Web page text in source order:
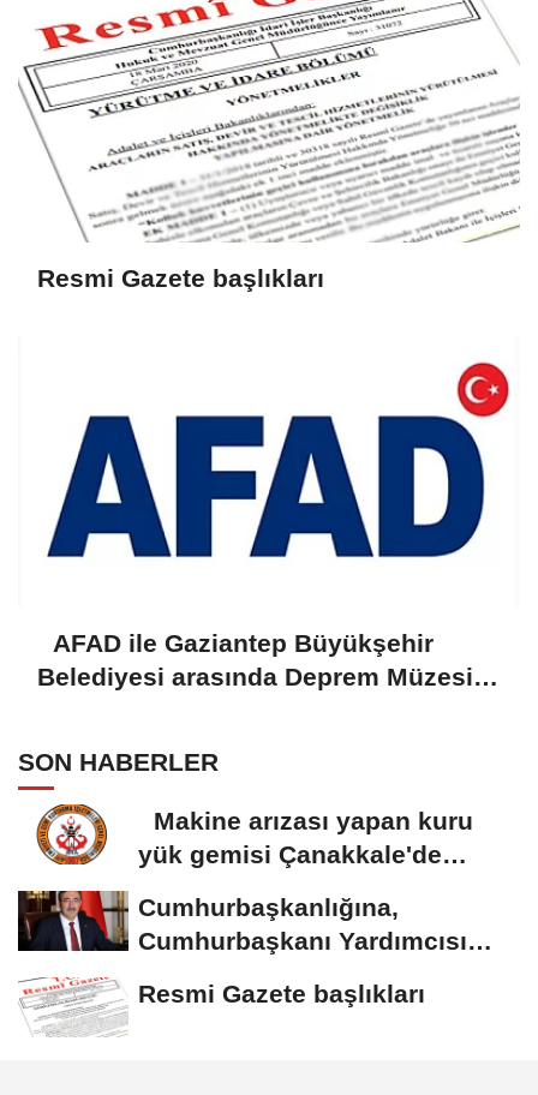
Resmi Gazete başlıkları
AFAD ile Gaziantep Büyükşehir
Belediyesi arasında Deprem Müzesi
SON HABERLER
Makine arızası yapan kuru
yük gemisi Çanakkale'de
Cumhurbaşkanlığına,
Cumhurbaşkanı Yardımcısı
Resmi Gazete başlıkları